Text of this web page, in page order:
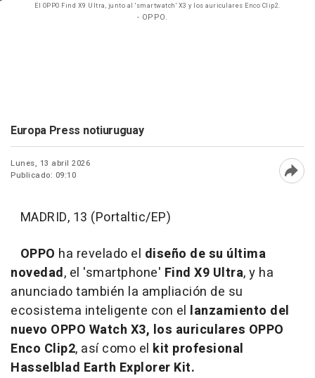
El OPPO Find X9 Ultra, junto al 'smartwatch' X3 y los auriculares Enco Clip2.
- OPPO.
Europa Press notiuruguay
Lunes, 13 abril 2026
Publicado: 09:10
MADRID, 13 (Portaltic/EP)
OPPO ha revelado el diseño de su última
novedad, el 'smartphone' Find X9 Ultra, y ha
anunciado también la ampliación de su
ecosistema inteligente con el lanzamiento del
nuevo OPPO Watch X3, los auriculares OPPO
Enco Clip2, así como el kit profesional
Hasselblad Earth Explorer Kit.